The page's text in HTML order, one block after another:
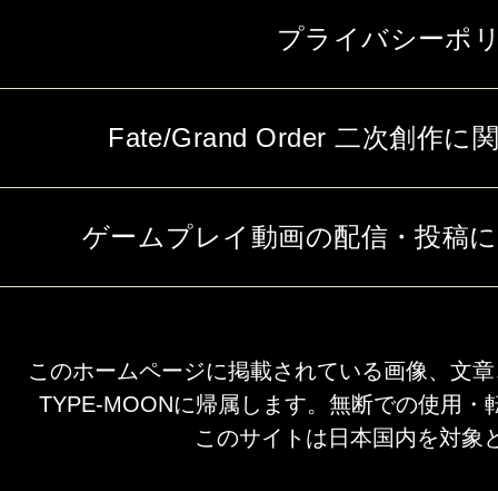
プライバシーポ
Fate/Grand Order 二次創作に
ゲームプレイ動画の配信・投稿
このホームページに掲載されている画像、文
TYPE-MOONに帰属します。無断での使用・
このサイトは日本国内を対象